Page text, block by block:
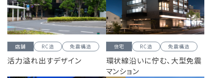
店舗 RC造 免震構造
活力溢れ出すデザイン
住宅 RC造 免震構造
環状線沿いに佇む、大型免震
マンション